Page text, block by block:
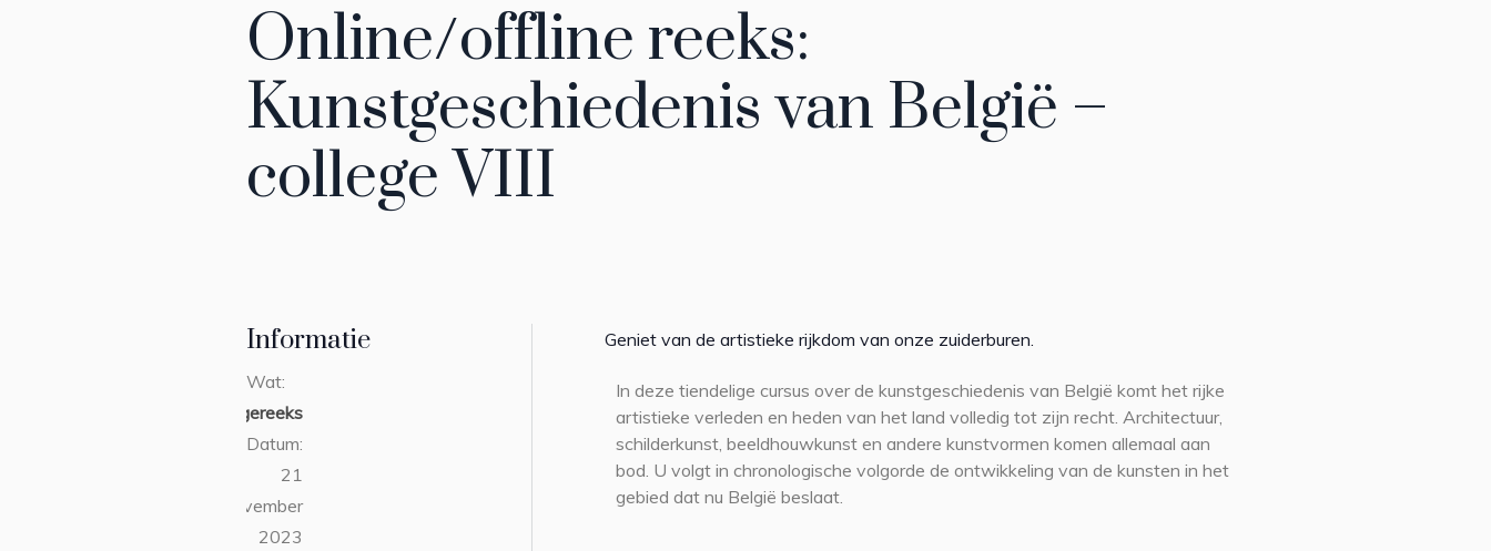
Online/offline reeks:
Kunstgeschiedenis van België –
college VIII
Informatie
Wat:
collegereeks
Datum:
21
november
2023
Geniet van de artistieke rijkdom van onze zuiderburen.
In deze tiendelige cursus over de kunstgeschiedenis van België komt het rijke
artistieke verleden en heden van het land volledig tot zijn recht. Architectuur,
schilderkunst, beeldhouwkunst en andere kunstvormen komen allemaal aan
bod. U volgt in chronologische volgorde de ontwikkeling van de kunsten in het
gebied dat nu België beslaat.